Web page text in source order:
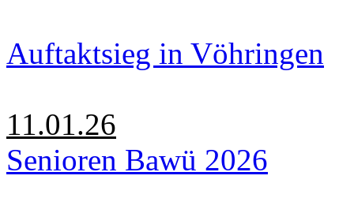
Auftaktsieg in Vöhringen
11.01.26
Senioren Bawü 2026